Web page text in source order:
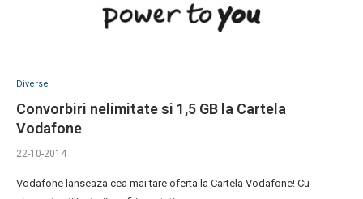
Diverse
Convorbiri nelimitate si 1,5 GB la Cartela
Vodafone
22-10-2014
Vodafone lanseaza cea mai tare oferta la Cartela Vodafone! Cu